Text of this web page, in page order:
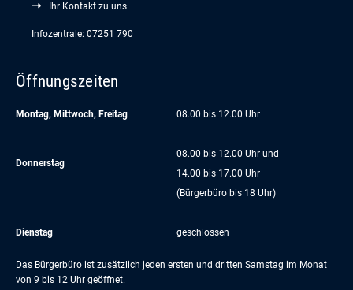
Ihr Kontakt zu uns
Infozentrale: 07251 790
Öffnungszeiten
Montag, Mittwoch, Freitag 08.00 bis 12.00 Uhr
Donnerstag
08.00 bis 12.00 Uhr und
14.00 bis 17.00 Uhr
(Bürgerbüro bis 18 Uhr)
Dienstag geschlossen
Das Bürgerbüro ist zusätzlich jeden ersten und dritten Samstag im Monat
von 9 bis 12 Uhr geöffnet.